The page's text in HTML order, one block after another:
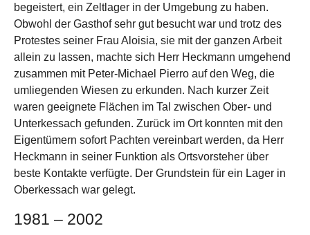
begeistert, ein Zeltlager in der Umgebung zu haben.
Obwohl der Gasthof sehr gut besucht war und trotz des
Protestes seiner Frau Aloisia, sie mit der ganzen Arbeit
allein zu lassen, machte sich Herr Heckmann umgehend
zusammen mit Peter-Michael Pierro auf den Weg, die
umliegenden Wiesen zu erkunden. Nach kurzer Zeit
waren geeignete Flächen im Tal zwischen Ober- und
Unterkessach gefunden. Zurück im Ort konnten mit den
Eigentümern sofort Pachten vereinbart werden, da Herr
Heckmann in seiner Funktion als Ortsvorsteher über
beste Kontakte verfügte. Der Grundstein für ein Lager in
Oberkessach war gelegt.
1981 – 2002